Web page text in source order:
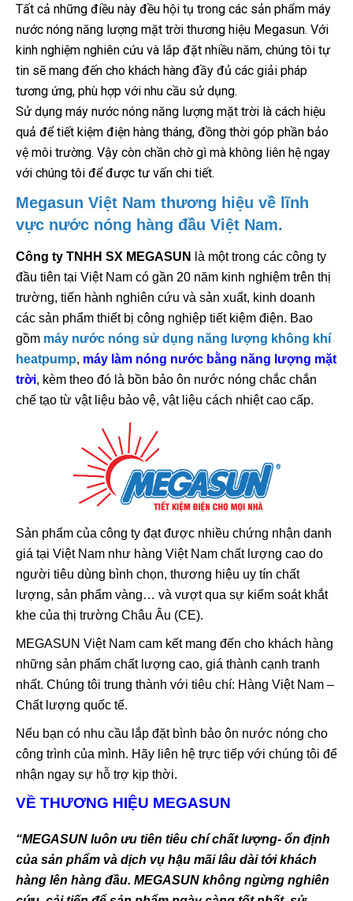
Tất cả những điều này đều hội tụ trong các sản phẩm máy
nước nóng năng lượng mặt trời thương hiệu Megasun. Với
kinh nghiệm nghiên cứu và lắp đặt nhiều năm, chúng tôi tự
tin sẽ mang đến cho khách hàng đầy đủ các giải pháp
tương ứng, phù hợp với nhu cầu sử dụng.
Sử dụng máy nước nóng năng lượng mặt trời là cách hiệu
quả để tiết kiệm điện hàng tháng, đồng thời góp phần bảo
vệ môi trường. Vậy còn chần chờ gì mà không liên hệ ngay
với chúng tôi để được tư vấn chi tiết.
Megasun Việt Nam thương hiệu về lĩnh
vực nước nóng hàng đầu Việt Nam.
Công ty TNHH SX MEGASUN
là một trong các công ty
đầu tiên tại Việt Nam có gần 20 năm kinh nghiệm trên thị
trường, tiến hành nghiên cứu và sản xuất, kinh doanh
các sản phẩm thiết bị công nghiệp tiết kiệm điện. Bao
gồm máy nước nóng sử dụng năng lượng không khí
heatpump, máy làm nóng nước bằng năng lượng mặt
trời, kèm theo đó là bồn bảo ôn nước nóng chắc chắn
chế tạo từ vật liệu bảo vệ, vật liệu cách nhiệt cao cấp.
Sản phẩm của công ty đạt được nhiều chứng nhận danh
giá tại Việt Nam như hàng Việt Nam chất lượng cao do
người tiêu dùng bình chọn, thương hiệu uy tín chất
lượng, sản phẩm vàng… và vượt qua sự kiểm soát khắt
khe của thị trường Châu Âu (CE).
MEGASUN Việt Nam cam kết mang đến cho khách hàng
những sản phẩm chất lượng cao, giá thành cạnh tranh
nhất. Chúng tôi trung thành với tiêu chí: Hàng Việt Nam –
Chất lượng quốc tế.
Nếu bạn có nhu cầu lắp đặt bình bảo ôn nước nóng cho
công trình của mình. Hãy liên hệ trực tiếp với chúng tôi để
nhận ngay sự hỗ trợ kịp thời.
VỀ THƯƠNG HIỆU MEGASUN
“MEGASUN luôn ưu tiên tiêu chí chất lượng- ổn định
của sản phẩm và dịch vụ hậu mãi lâu dài tới khách
hàng lên hàng đầu. MEGASUN không ngừng nghiên